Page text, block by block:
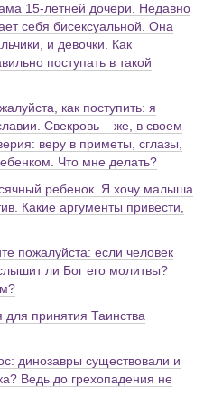
15-летней дочери. Недавно
себя бисексуальной. Она
и девочки. Как
поступать в такой
как поступить: я
Свекровь – же, в своем
веру в приметы, сглазы,
Что мне делать?
ребенок. Я хочу малыша
Какие аргументы привести,
пожалуйста: если человек
ли Бог его молитвы?
для принятия Таинства
динозавры существовали и
Ведь до грехопадения не